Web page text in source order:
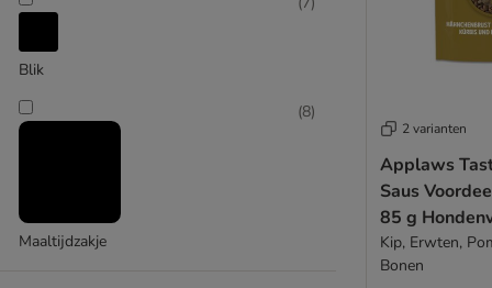
Terra Canis
Biologisch voer
Gemengde pakketten
Blik
Maaltijdzakje
(8)
2 varianten
Applaws
Saus
85 g
Kip, Erwten,
Bonen